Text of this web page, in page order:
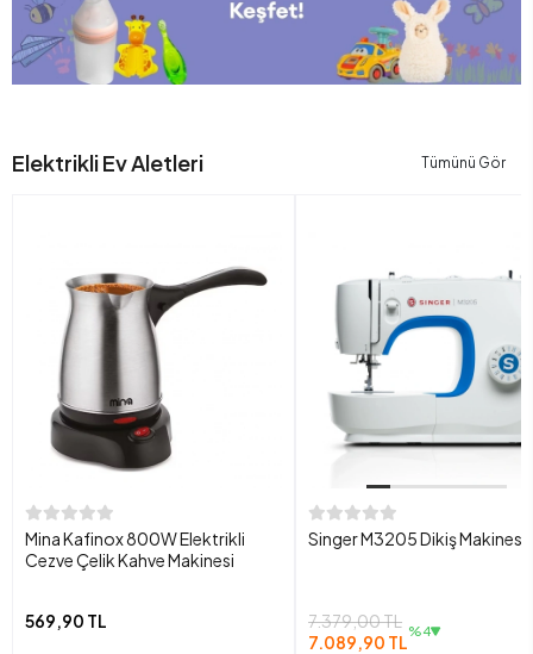
Elektrikli Ev Aletleri Tümünü Gör
Mina Kafinox 800W Elektrikli
Cezve Çelik Kahve Makinesi
569,90 TL
Singer M3205 Dikiş Makinesi
7.379,00 TL
7.089,90 TL %4